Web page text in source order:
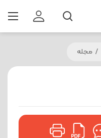
/ مجله